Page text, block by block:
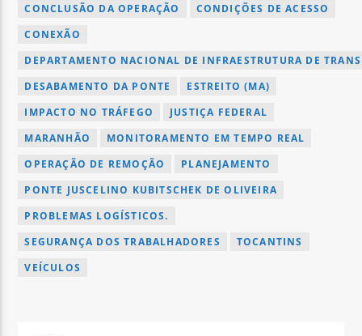
CONCLUSÃO DA OPERAÇÃO
CONDIÇÕES DE ACESSO
CONEXÃO
DEPARTAMENTO NACIONAL DE INFRAESTRUTURA DE
DESABAMENTO DA PONTE
ESTREITO (MA)
IMPACTO NO TRÁFEGO
JUSTIÇA FEDERAL
MARANHÃO
MONITORAMENTO EM TEMPO REAL
OPERAÇÃO DE REMOÇÃO
PLANEJAMENTO
PONTE JUSCELINO KUBITSCHEK DE OLIVEIRA
PROBLEMAS LOGÍSTICOS.
SEGURANÇA DOS TRABALHADORES
TOCANTINS
VEÍCULOS